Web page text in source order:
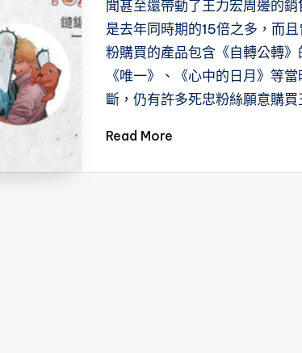
聞甚至還帶動了王力宏周邊的
是去年同時期的15倍之多，而
粉購買的產品包含《自轉公轉
《唯一》、《心中的日月》等
斷，仍有許多死忠粉絲願意購
Read More